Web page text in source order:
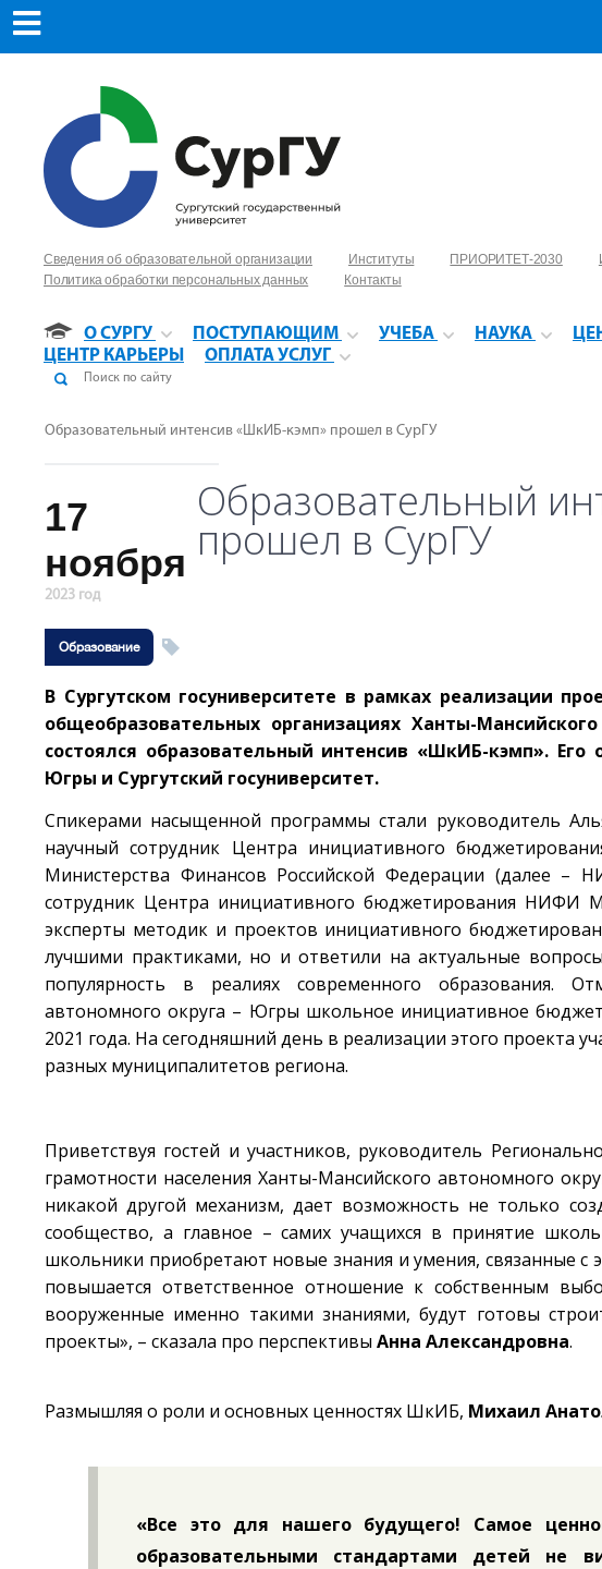
Сведения об образовательной организации Институты ПРИОРИТЕТ-2030
Политика обработки персональных данных
Контакты
О СУРГУ ПОСТУПАЮЩИМ УЧЕБА НАУКА
ЦЕНТР КАРЬЕРЫ
ОПЛАТА УСЛУГ
Образовательный интенсив «ШкИБ-кэмп» прошел в СурГУ
17
ноября
2023 год
Образовательный
прошел в СурГУ
Образование
В Сургутском госуниверситете в рамках реализации
общеобразовательных организациях Ханты-
состоялся образовательный интенсив «ШкИБ-кэмп».
Югры и Сургутский госуниверситет.
Спикерами насыщенной программы стали руководитель
научный сотрудник Центра инициативного
Министерства Финансов Российской Федерации (далее –
сотрудник Центра инициативного бюджетирования НИФИ
эксперты методик и проектов инициативного
лучшими практиками, но и ответили на актуальные
популярность в реалиях современного образования.
автономного округа – Югры школьное инициативное
2021 года. На сегодняшний день в реализации этого проекта
разных муниципалитетов региона.
Приветствуя гостей и участников, руководитель
грамотности населения Ханты-Мансийского автономного
никакой другой механизм, дает возможность не только
сообщество, а главное – самих учащихся в принятие
школьники приобретают новые знания и умения, связанные
повышается ответственное отношение к собственным
вооруженные именно такими знаниями, будут готовы
проекты», – сказала про перспективы Анна Александровна.
Размышляя о роли и основных ценностях ШкИБ, Михаил
«Все это для нашего будущего! Самое
образовательными стандартами детей не